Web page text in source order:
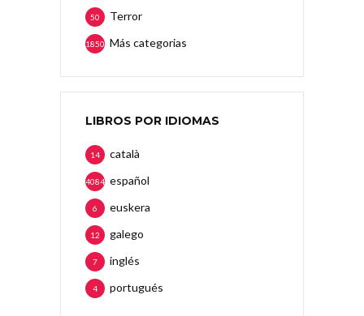
Terror
50
Más categorias
1850
LIBROS POR IDIOMAS
català
14
español
4084
euskera
6
galego
12
inglés
7
portugués
4